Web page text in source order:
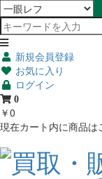
新規会員登録
お気に入り
ログイン
0
￥0
現在カート内に商品は